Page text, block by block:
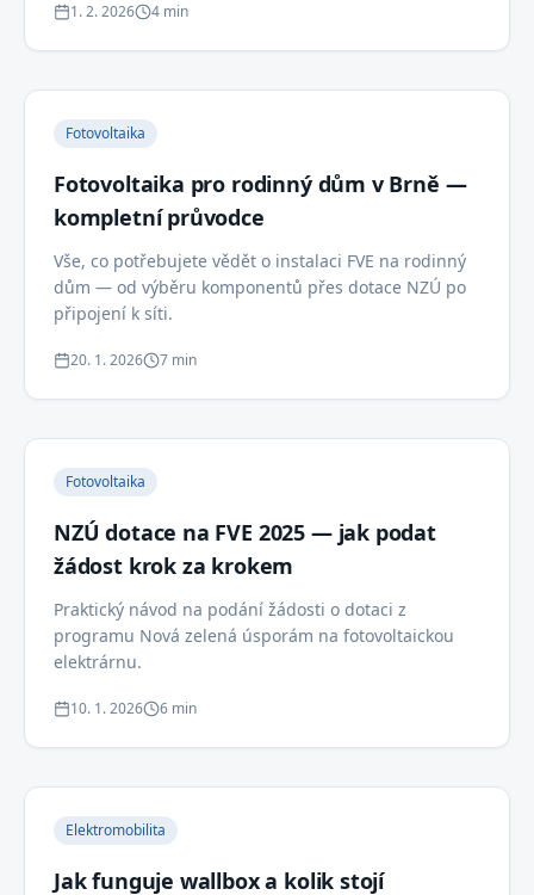
1. 2. 2026 4 min
Fotovoltaika
Fotovoltaika pro rodinný dům v Brně —
kompletní průvodce
Vše, co potřebujete vědět o instalaci FVE na rodinný
dům — od výběru komponentů přes dotace NZÚ po
připojení k síti.
20. 1. 2026 7 min
Fotovoltaika
NZÚ dotace na FVE 2025 — jak podat
žádost krok za krokem
Praktický návod na podání žádosti o dotaci z
programu Nová zelená úsporám na fotovoltaickou
elektrárnu.
10. 1. 2026 6 min
Elektromobilita
Jak funguje wallbox a kolik stojí